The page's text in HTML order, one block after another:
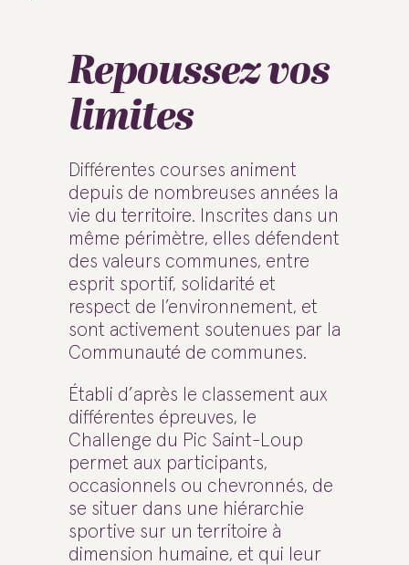
Repoussez vos
limites
Différentes courses animent
depuis de nombreuses années la
vie du territoire. Inscrites dans un
même périmètre, elles défendent
des valeurs communes, entre
esprit sportif, solidarité et
respect de l’environnement, et
sont activement soutenues par la
Communauté de communes.
Établi d’après le classement aux
différentes épreuves, le
Challenge du Pic Saint-Loup
permet aux participants,
occasionnels ou chevronnés, de
se situer dans une hiérarchie
sportive sur un territoire à
dimension humaine, et qui leur